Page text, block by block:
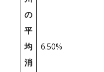
の
平
均
消
6.50%